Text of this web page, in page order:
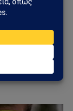
Κύπρος είναι